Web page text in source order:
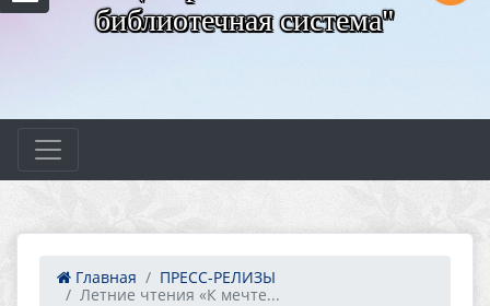
библиотечная система"
Главная
ПРЕСС-РЕЛИЗЫ
Летние чтения «К мечте...